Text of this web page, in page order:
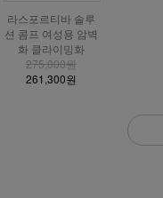
라스포르티바 솔루
션 콤프 여성용 암벽
화 클라이밍화
275,000원
261,300원